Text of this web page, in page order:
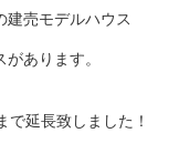
建売モデルハウス
あります。
延長致しました！